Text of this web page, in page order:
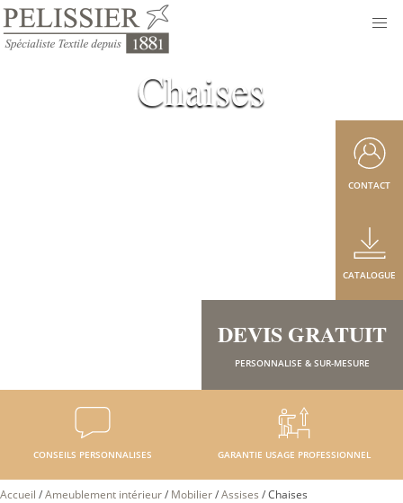
Chaises
CONSEILS PERSONNALISES GARANTIE USAGE PROFESSIONNEL
DEVIS GRATUIT
PERSONNALISE & SUR-MESURE
CATALOGUE
CONTACT
Accueil /Ameublement intérieur/ Mobilier/Assises /Chaises